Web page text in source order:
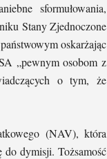
sformułowania,
Stany Zjednoczone
oskarżając
„pewnym osobom z
o tym, że
(NAV), która
do dymisji. Tożsamość